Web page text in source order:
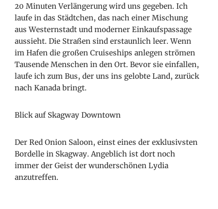
20 Minuten Verlängerung wird uns gegeben. Ich
laufe in das Städtchen, das nach einer Mischung
aus Westernstadt und moderner Einkaufspassage
aussieht. Die Straßen sind erstaunlich leer. Wenn
im Hafen die großen Cruiseships anlegen strömen
Tausende Menschen in den Ort. Bevor sie einfallen,
laufe ich zum Bus, der uns ins gelobte Land, zurück
nach Kanada bringt.
Blick auf Skagway Downtown
Der Red Onion Saloon, einst eines der exklusivsten
Bordelle in Skagway. Angeblich ist dort noch
immer der Geist der wunderschönen Lydia
anzutreffen.